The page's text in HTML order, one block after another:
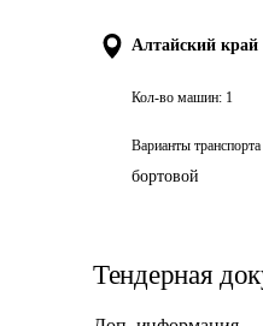
Алтайский край
Кол-во машин: 1
Варианты транспорта
бортовой
Тендерная